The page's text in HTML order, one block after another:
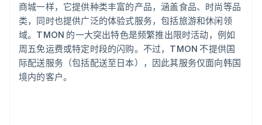
商城一样，它提供种类丰富的产品，涵盖食品、时尚等品
类，同时也提供广泛的体验式服务，包括旅游和休闲领
域。TMON 的一大突出特色是频繁推出限时活动，例如
周五免运费或特定时段的闪购。不过，TMON 不提供国
际配送服务（包括配送至日本），因此其服务仅面向韩国
境内的客户。